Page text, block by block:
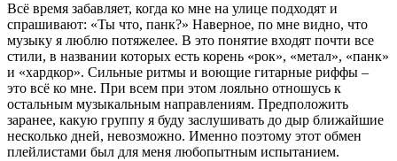
Всё время забавляет, когда ко мне на улице подходят и
спрашивают: «Ты что, панк?» Наверное, по мне видно, что
музыку я люблю потяжелее. В это понятие входят почти все
стили, в названии которых есть корень «рок», «метал», «панк»
и «хардкор». Сильные ритмы и воющие гитарные риффы –
это всё ко мне. При всем при этом лояльно отношусь к
остальным музыкальным направлениям. Предположить
заранее, какую группу я буду заслушивать до дыр ближайшие
несколько дней, невозможно. Именно поэтому этот обмен
плейлистами был для меня любопытным испытанием.